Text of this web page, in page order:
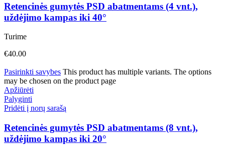
Retencinės gumytės PSD abatmentams (4 vnt.),
uždėjimo kampas iki 40°
Turime
€40.00
Pasirinkti savybes This product has multiple variants. The options
may be chosen on the product page
Apžiūrėti
Palyginti
Pridėti į norų sarašą
Retencinės gumytės PSD abatmentams (8 vnt.),
uždėjimo kampas iki 20°